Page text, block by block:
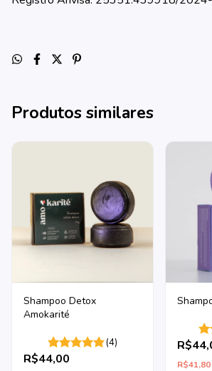
Produtos similares
Shampoo Detox
Amokarité
(4)
R$44,00 R$41,80